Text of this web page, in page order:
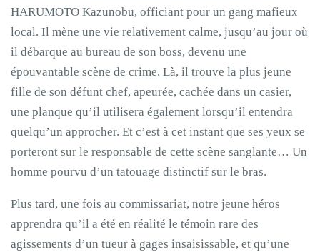
HARUMOTO Kazunobu, officiant pour un gang mafieux
local. Il mène une vie relativement calme, jusqu’au jour où
il débarque au bureau de son boss, devenu une
épouvantable scène de crime. Là, il trouve la plus jeune
fille de son défunt chef, apeurée, cachée dans un casier,
une planque qu’il utilisera également lorsqu’il entendra
quelqu’un approcher. Et c’est à cet instant que ses yeux se
porteront sur le responsable de cette scène sanglante… Un
homme pourvu d’un tatouage distinctif sur le bras.
Plus tard, une fois au commissariat, notre jeune héros
apprendra qu’il a été en réalité le témoin rare des
agissements d’un tueur à gages insaisissable, et qu’une